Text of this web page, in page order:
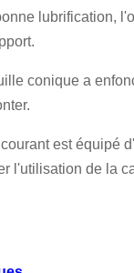
lubrification,
conique a
est équipé
l'utilisation de la